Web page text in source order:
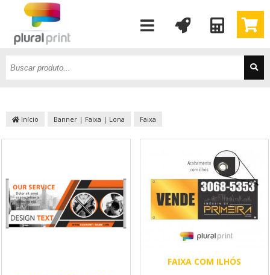
Início Banner | Faixa | Lona Faixa
FAIXA COM ILHÓS